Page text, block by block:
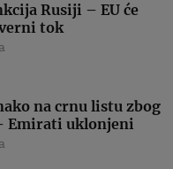
Rusiji – EU će
tok
na crnu listu zbog
Emirati uklonjeni